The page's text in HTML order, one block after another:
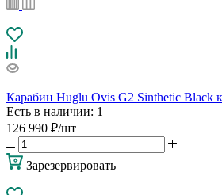
Карабин Huglu Ovis G2 Sinthetic Black
Есть в наличии: 1
126 990 ₽/шт
Зарезервировать